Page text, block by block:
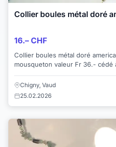
Collier boules métal doré
16.– CHF
Collier boules métal doré
mousqueton valeur Fr 36.- cédé
Chigny, Vaud
25.02.2026